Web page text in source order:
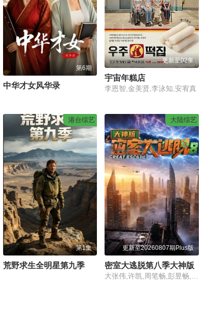
第6期
中华才女风华录
更新至02集
宇宙年糕店
李恩智,金美贤,李泳知,安宥真
港台综艺
第1集
荒野求生全明星第九季
大陆综艺
更新至20260807期Plus版
密室大逃脱第八季大神版
大张伟,许凯,周笔畅,彭昱畅,张真源,陈哲远